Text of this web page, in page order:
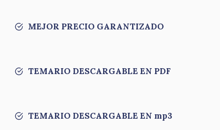
MEJOR PRECIO GARANTIZADO
TEMARIO DESCARGABLE EN PDF
TEMARIO DESCARGABLE EN mp3